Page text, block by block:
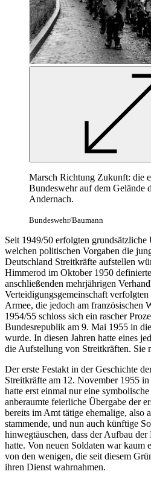
Marsch Richtung Zukunft: die
Bundeswehr auf dem Gelände
Andernach.
Bundeswehr/Baumann
Seit 1949/50 erfolgten
welchen politischen Vorgaben die
Deutschland Streitkräfte aufstellen
Himmerod im Oktober 1950
anschließenden mehrjährigen
Verteidigungsgemeinschaft
Armee, die jedoch am französischen
1954/55 schloss sich ein rascher
Bundesrepublik am 9. Mai 1955 in die
wurde. In diesen Jahren hatte eines
die Aufstellung von Streitkräften. Sie
Der erste Festakt in der Geschichte
Streitkräfte am 12. November 1955 in
hatte erst einmal nur eine
anberaumte feierliche Übergabe der
bereits im Amt tätige ehemalige, also
stammende, und nun auch künftige
hinwegtäuschen, dass der Aufbau
hatte. Von neuen Soldaten warkaum
von den wenigen, die seit diesem
ihren Dienst wahrnahmen.